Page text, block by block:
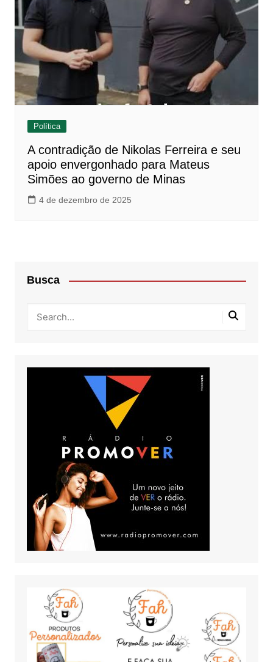
Política
A contradição de Nikolas Ferreira e seu
apoio envergonhado para Mateus
Simões ao governo de Minas
4 de dezembro de 2025
Busca